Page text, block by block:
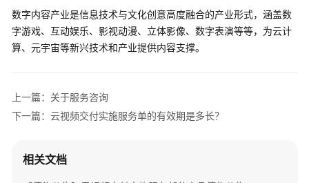
产
品
品
绍
数字内容产业是信息技术与文化创意高度融合的产业形式，涵盖数
字游戏、互动娱乐、影视动漫、立体影像、数字表演等等，为云计
算、元宇宙等新兴技术和产业提供内容支撑。
上一篇：关于服务咨询
下一篇：云视频交付实施服务单的有效期是多长？
相关文档